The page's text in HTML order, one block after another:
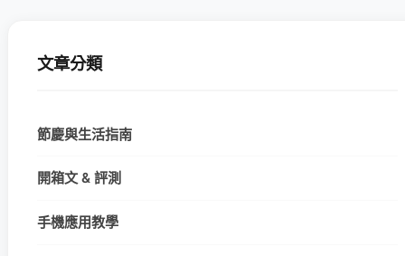
文章分類
節慶與生活指南
開箱文 & 評測
手機應用教學